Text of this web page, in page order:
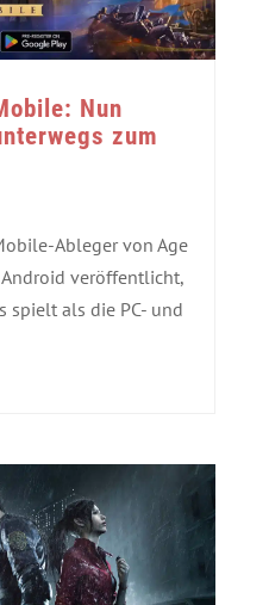
Nun
zum
Ableger von Age
veröffentlicht,
spielt als die PC- und